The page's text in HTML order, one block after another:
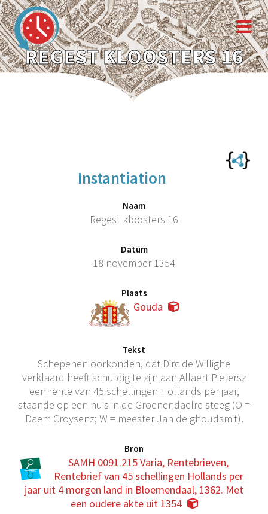
REGEST KLOOSTERS 16
Instantiation
Naam
Regest kloosters 16
Datum
18 november 1354
Plaats
Gouda
Tekst
Schepenen oorkonden, dat Dirc de Willighe
verklaard heeft schuldig te zijn aan Allaert Pietersz
een rente van 45 schellingen Hollands per jaar,
staande op een huis in de Groenendaelre steeg (O =
Daem Croysenz; W = meester Jan de ghoudsmit).
Bron
SAMH 0091.215 Varia, Rentebrieven,
Rentebrief van 45 schellingen Hollands per
jaar uit 4 morgen land in Bloemendaal, 1362. Met
een oudere akte uit 1354